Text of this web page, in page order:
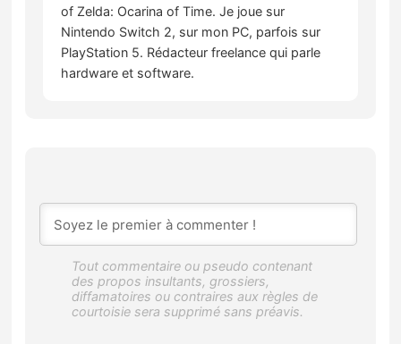
of Zelda: Ocarina of Time. Je joue sur
Nintendo Switch 2, sur mon PC, parfois sur
PlayStation 5. Rédacteur freelance qui parle
hardware et software.